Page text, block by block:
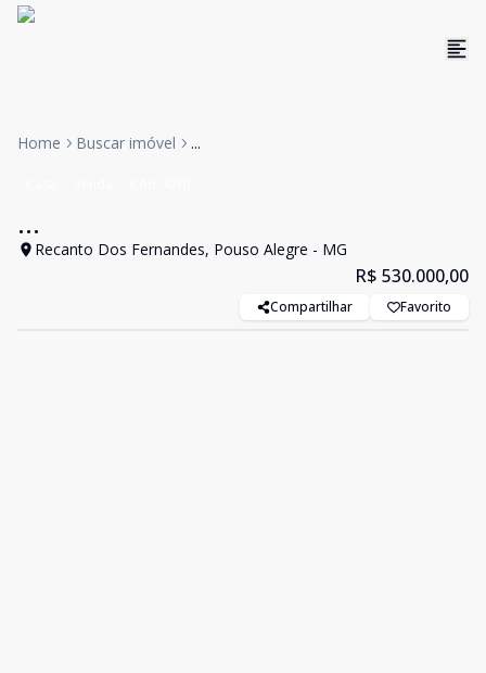
Home Buscar imóvel ...
...
Recanto Dos Fernandes, Pouso Alegre - MG
R$ 530.000,00
Compartilhar Favorito